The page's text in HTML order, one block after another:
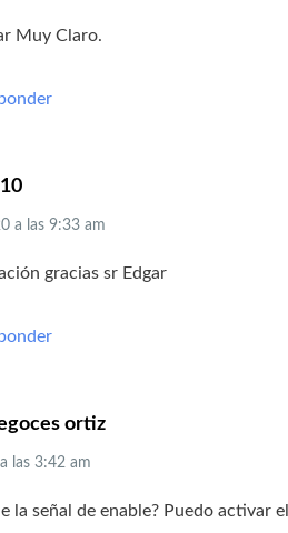
Muy Claro.
a las 9:33 am
gracias sr Edgar
ortiz
a las 3:42 am
la señal de enable? Puedo activar